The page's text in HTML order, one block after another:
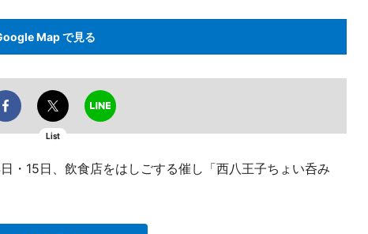
Map で見る
List
・15日、飲食店をはしごする催し「西八王子ちょい呑み